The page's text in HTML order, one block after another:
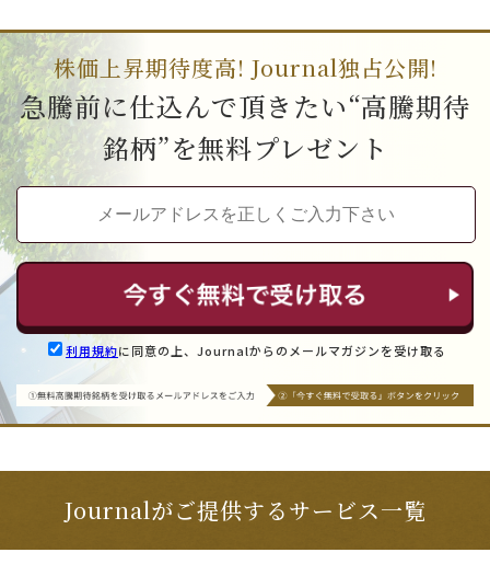
株価上昇期待度高! Journal独占公開!
急騰前に仕込んで頂きたい“高騰期待
銘柄”を無料プレゼント
利用規約に同意の上、Journalからのメールマガジンを受け取る
Journalがご提供するサービス一覧